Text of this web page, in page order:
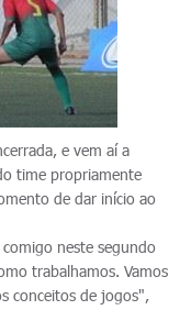
e vem aí a
time propriamente
de dar início ao
neste segundo
trabalhamos. Vamos
conceitos de jogos",